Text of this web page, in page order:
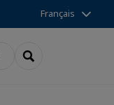
Français
RECHERCHER